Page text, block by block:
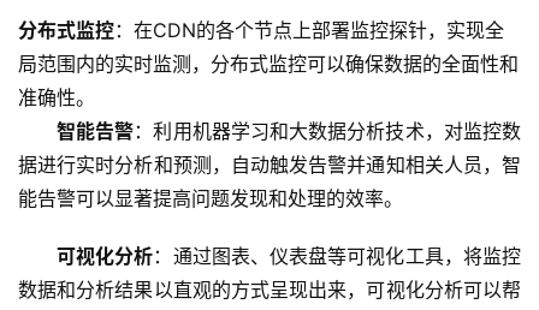
虚
拟
主
技
程
分布式监控：在CDN的各个节点上部署监控探针，实现全
局范围内的实时监测，分布式监控可以确保数据的全面性和
准确性。
智能告警：利用机器学习和大数据分析技术，对监控数
据进行实时分析和预测，自动触发告警并通知相关人员，智
能告警可以显著提高问题发现和处理的效率。
可视化分析：通过图表、仪表盘等可视化工具，将监控
数据和分析结果以直观的方式呈现出来，可视化分析可以帮